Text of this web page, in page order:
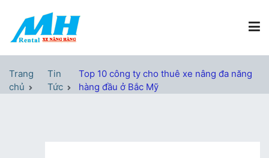
nội
Xe Nâng Hàng MH Rental
Trang
chủ
Tin
Tức
Top 10 công ty cho thuê xe nâng đa năng
hàng đầu ở Bắc Mỹ